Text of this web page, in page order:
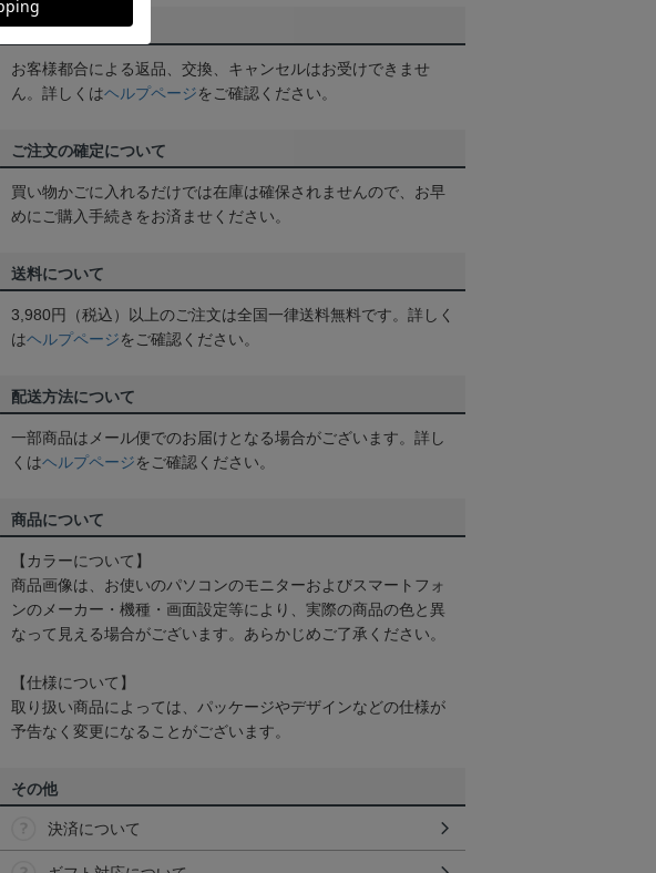
返品・交換について
お客様都合による返品、交換、キャンセルはお受けできませ
ん。詳しくはヘルプページをご確認ください。
ご注文の確定について
買い物かごに入れるだけでは在庫は確保されませんので、お早
めにご購入手続きをお済ませください。
送料について
3,980円（税込）以上のご注文は全国一律送料無料です。詳しく
はヘルプページをご確認ください。
配送方法について
一部商品はメール便でのお届けとなる場合がございます。詳し
くはヘルプページをご確認ください。
商品について
【カラーについて】
商品画像は、お使いのパソコンのモニターおよびスマートフォ
ンのメーカー・機種・画面設定等により、実際の商品の色と異
なって見える場合がございます。あらかじめご了承ください。
【仕様について】
取り扱い商品によっては、パッケージやデザインなどの仕様が
予告なく変更になることがございます。
その他
決済について